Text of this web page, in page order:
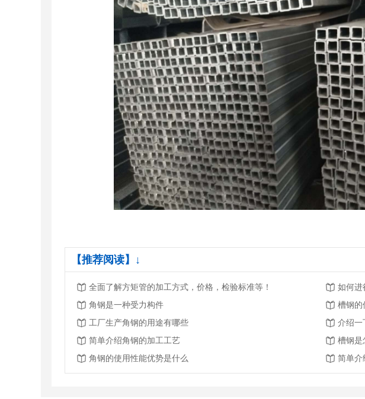
【推荐阅读】↓
全面了解方矩管的加工方式，价格，检验标准等！
如何进
角钢是一种受力构件
槽钢的
工厂生产角钢的用途有哪些
介绍一
简单介绍角钢的加工工艺
槽钢是
角钢的使用性能优势是什么
简单介